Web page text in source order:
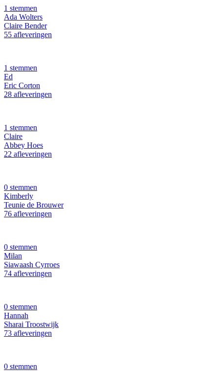
1 stemmen
Ada Wolters
Claire Bender
55 afleveringen
1 stemmen
Ed
Eric Corton
28 afleveringen
1 stemmen
Claire
Abbey Hoes
22 afleveringen
0 stemmen
Kimberly
Teunie de Brouwer
76 afleveringen
0 stemmen
Milan
Siawaash Cyrroes
74 afleveringen
0 stemmen
Hannah
Sharai Troostwijk
73 afleveringen
0 stemmen